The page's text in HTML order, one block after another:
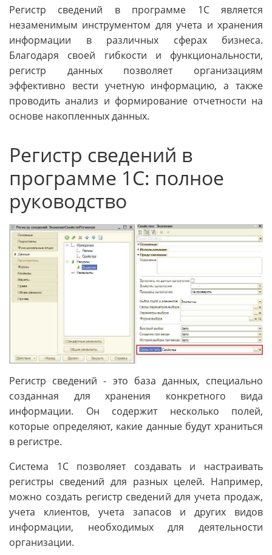
Регистр сведений в программе 1С является
незаменимым инструментом для учета и хранения
информации в различных сферах бизнеса.
Благодаря своей гибкости и функциональности,
регистр данных позволяет организациям
эффективно вести учетную информацию, а также
проводить анализ и формирование отчетности на
основе накопленных данных.
Регистр сведений в
программе 1С: полное
руководство
Регистр сведений - это база данных, специально
созданная для хранения конкретного вида
информации. Он содержит несколько полей,
которые определяют, какие данные будут храниться
в регистре.
Система 1С позволяет создавать и настраивать
регистры сведений для разных целей. Например,
можно создать регистр сведений для учета продаж,
учета клиентов, учета запасов и других видов
информации, необходимых для деятельности
организации.